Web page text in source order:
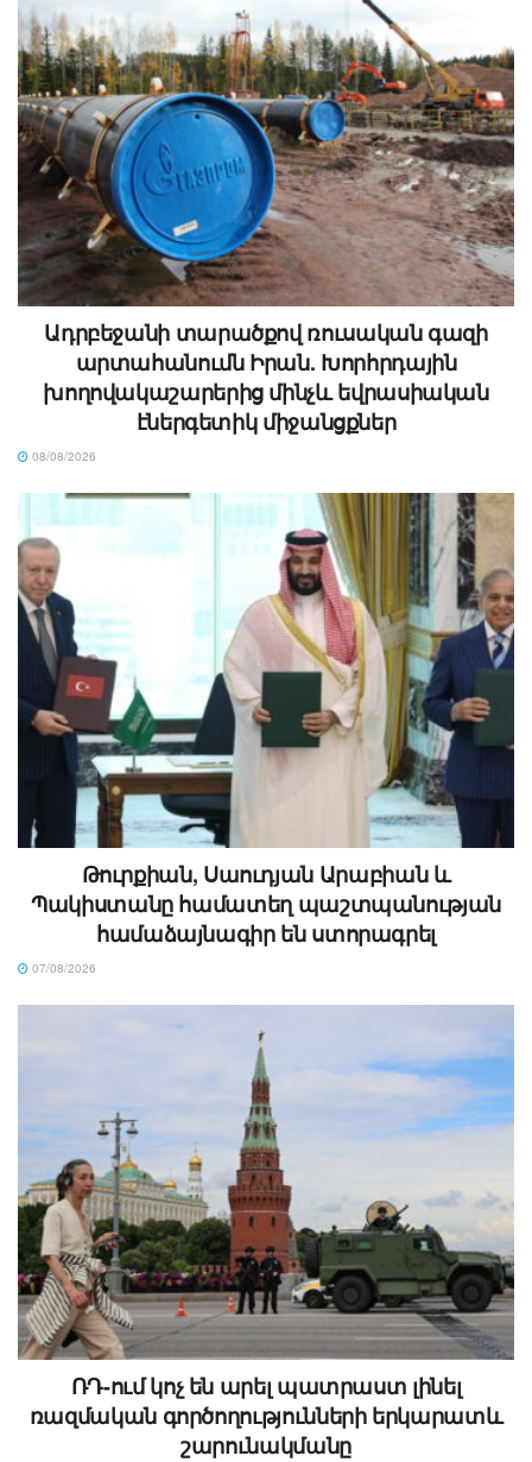
Ադրբեջանի տարածքով ռուսական գազի
արտահանումն Իրան. Խորհրդային
խողովակաշարերից մինչև եվրասիական
էներգետիկ միջանցքներ
08/08/2026
Թուրքիան, Սաուդյան Արաբիան և
Պակիստանը համատեղ պաշտպանության
համաձայնագիր են ստորագրել
07/08/2026
ՌԴ-ում կոչ են արել պատրաստ լինել
ռազմական գործողությունների երկարատև
շարունակմանը